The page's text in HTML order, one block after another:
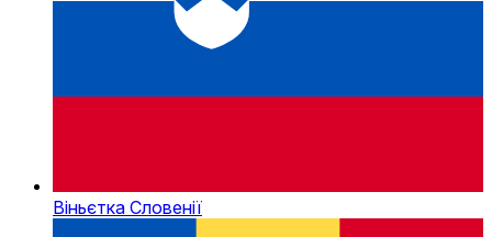
Віньєтка Словенії